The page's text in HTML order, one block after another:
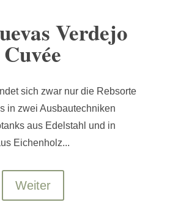
Verdejo
Cuvée
sich zwar nur die Rebsorte
in zwei Ausbautechniken
aus Edelstahl und in
Eichenholz...
Weiter